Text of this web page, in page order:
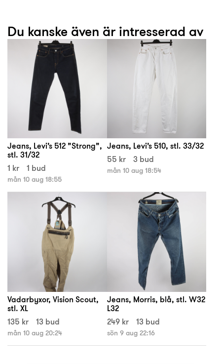
Du kanske även är intresserad av
Jeans, Levi’s 512 ”Strong”,
stl. 31/32
1 kr
1 bud
mån 10 aug 18:55
Jeans, Levi’s 510, stl. 33/32
55 kr
3 bud
mån 10 aug 18:54
Vadarbyxor, Vision Scout,
stl. XL
135 kr
13 bud
mån 10 aug 20:24
Jeans, Morris, blå, stl. W32
L32
249 kr
13 bud
sön 9 aug 22:16